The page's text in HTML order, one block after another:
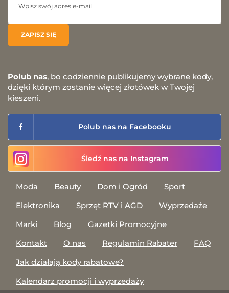
Polub nas, bo codziennie publikujemy wybrane kody,
dzięki którym zostanie więcej złotówek w Twojej
kieszeni.
Polub nas na Facebooku
Śledź nas na Instagram
Moda Beauty Dom i Ogród
Sport
Elektronika
Sprzęt RTV i AGD
Wyprzedaże
Marki
Blog
Gazetki Promocyjne
Kontakt
O nas Regulamin Rabater
FAQ
Jak działają kody rabatowe?
Kalendarz promocji i wyprzedaży